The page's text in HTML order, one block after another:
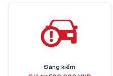
Đăng kiểm